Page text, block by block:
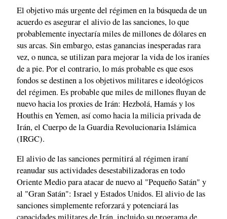
El objetivo más urgente del régimen en la búsqueda de un
acuerdo es asegurar el alivio de las sanciones, lo que
probablemente inyectaría miles de millones de dólares en
sus arcas. Sin embargo, estas ganancias inesperadas rara
vez, o nunca, se utilizan para mejorar la vida de los iraníes
de a pie. Por el contrario, lo más probable es que esos
fondos se destinen a los objetivos militares e ideológicos
del régimen. Es probable que miles de millones fluyan de
nuevo hacia los proxies de Irán: Hezbolá, Hamás y los
Houthis en Yemen, así como hacia la milicia privada de
Irán, el Cuerpo de la Guardia Revolucionaria Islámica
(IRGC).
El alivio de las sanciones permitirá al régimen iraní
reanudar sus actividades desestabilizadoras en todo
Oriente Medio para atacar de nuevo al "Pequeño Satán" y
al "Gran Satán": Israel y Estados Unidos. El alivio de las
sanciones simplemente reforzará y potenciará las